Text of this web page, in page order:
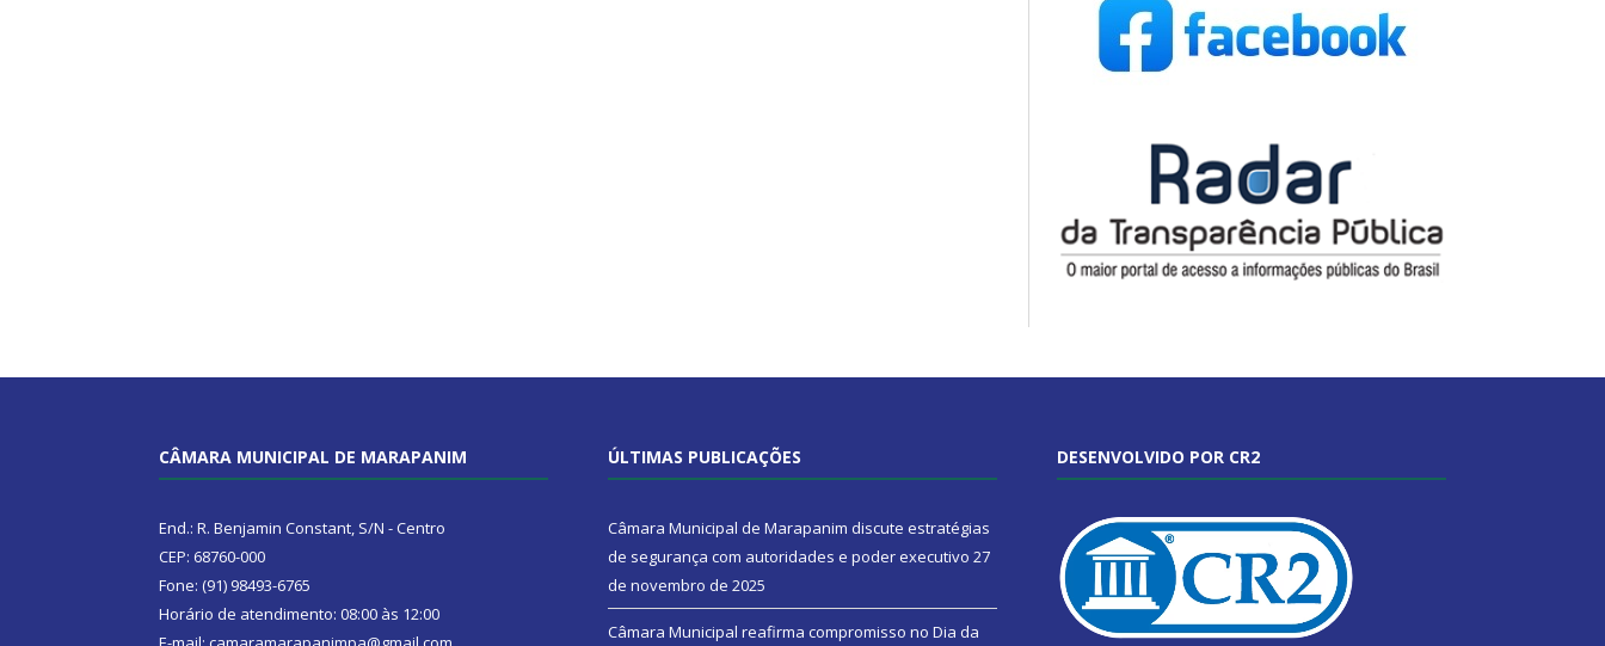
CÂMARA MUNICIPAL DE MARAPANIM
End.: R. Benjamin Constant, S/N - Centro
CEP: 68760-000
Fone: (91) 98493-6765
Horário de atendimento: 08:00 às 12:00
ÚLTIMAS PUBLICAÇÕES
Câmara Municipal de Marapanim discute estratégias
de segurança com autoridades e poder executivo 27
de novembro de 2025
Câmara Municipal reafirma compromisso no Dia da
DESENVOLVIDO POR CR2